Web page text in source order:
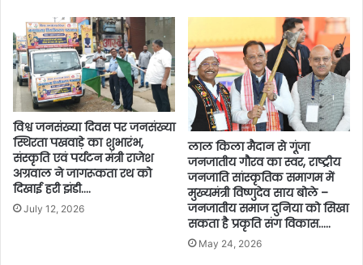
विश्व जनसंख्या दिवस पर जनसंख्या
स्थिरता पखवाड़े का शुभारंभ,
संस्कृति एवं पर्यटन मंत्री राजेश
अग्रवाल ने जागरूकता रथ को
दिखाई हरी झंडी….
July 12, 2026
लाल किला मैदान से गूंजा
जनजातीय गौरव का स्वर, राष्ट्रीय
जनजाति सांस्कृतिक समागम में
मुख्यमंत्री विष्णुदेव साय बोले –
जनजातीय समाज दुनिया को सिखा
सकता है प्रकृति संग विकास…..
May 24, 2026